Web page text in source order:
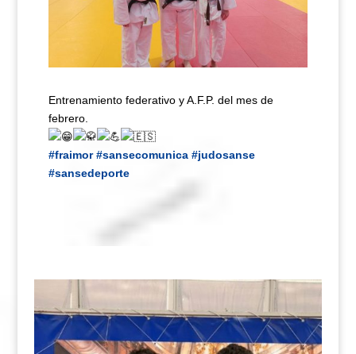
Entrenamiento federativo y A.F.P. del mes de
febrero.
#fraimor #sansecomunica #judosanse
#sansedeporte